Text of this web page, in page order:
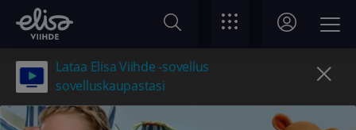
Lataa Elisa Viihde -sovellus
sovelluskaupastasi